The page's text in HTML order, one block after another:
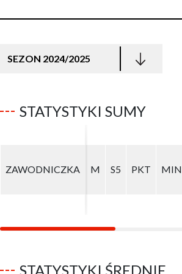
SEZON 2024/2025
STATYSTYKI SUMY
ZAWODNICZKA M S5 PKT MIN
ZAWODNICZKA M S5 PKT MIN
STATYSTYKI ŚREDNIE